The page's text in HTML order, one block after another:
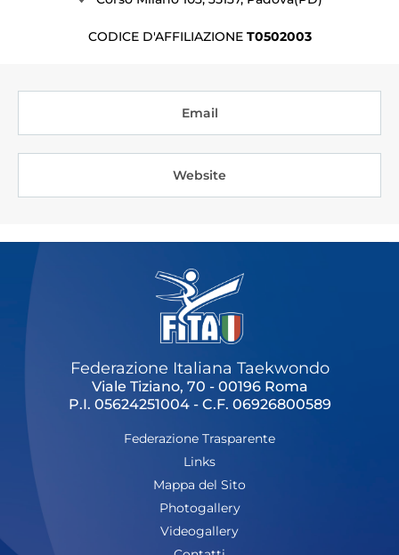
Mappa del sito
Dove siamo
Federazione Trasparente
Fita HUB
CODICE D'AFFILIAZIONE T0502003
Email
Website
Federazione Italiana Taekwondo
Viale Tiziano, 70 - 00196 Roma
P.I. 05624251004 - C.F. 06926800589
Federazione Trasparente
Links
Mappa del Sito
Photogallery
Videogallery